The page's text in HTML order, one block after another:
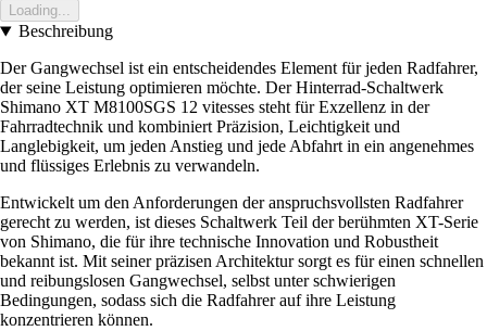
Loading...
Beschreibung
Der Gangwechsel ist ein entscheidendes Element für jeden Radfahrer,
der seine Leistung optimieren möchte. Der Hinterrad-Schaltwerk
Shimano XT M8100SGS 12 vitesses steht für Exzellenz in der
Fahrradtechnik und kombiniert Präzision, Leichtigkeit und
Langlebigkeit, um jeden Anstieg und jede Abfahrt in ein angenehmes
und flüssiges Erlebnis zu verwandeln.
Entwickelt um den Anforderungen der anspruchsvollsten Radfahrer
gerecht zu werden, ist dieses Schaltwerk Teil der berühmten XT-Serie
von Shimano, die für ihre technische Innovation und Robustheit
bekannt ist. Mit seiner präzisen Architektur sorgt es für einen schnellen
und reibungslosen Gangwechsel, selbst unter schwierigen
Bedingungen, sodass sich die Radfahrer auf ihre Leistung
konzentrieren können.